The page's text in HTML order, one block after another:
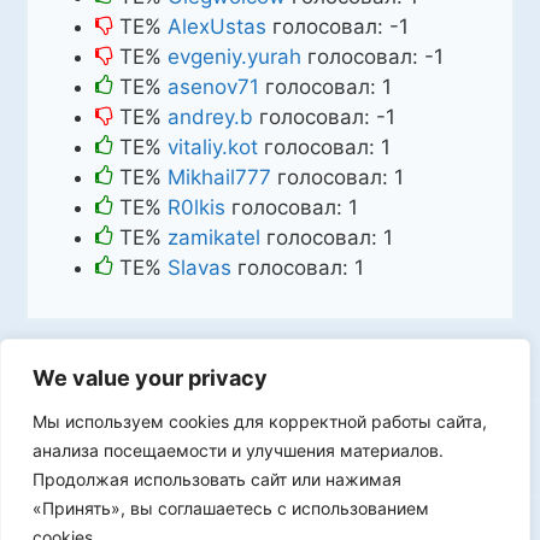
We value your privacy
Мы используем cookies для корректной работы сайта,
анализа посещаемости и улучшения материалов.
Продолжая использовать сайт или нажимая
«Принять», вы соглашаетесь с использованием
TE% AlexUstas голосовал: -1
TE% evgeniy.yurah голосовал: -1
TE% asenov71 голосовал: 1
TE% andrey.b голосовал: -1
TE% vitaliy.kot голосовал: 1
TE% Mikhail777 голосовал: 1
TE% R0lkis голосовал: 1
TE% zamikatel голосовал: 1
TE% Slavas голосовал: 1
Мы в VK